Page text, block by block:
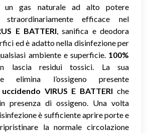
un gas naturale ad alto potere
straordinariamente efficace nel
E BATTERI, sanifica e deodora
ed è adatto nella disinfezione per
ambiente e superficie. 100%
lascia residui tossici. La sua
elimina l’ossigeno presente
uccidendo VIRUS E BATTERI che
presenza di ossigeno. Una volta
è sufficiente aprire porte e
la normale circolazione